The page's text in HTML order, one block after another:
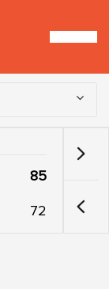
85
72